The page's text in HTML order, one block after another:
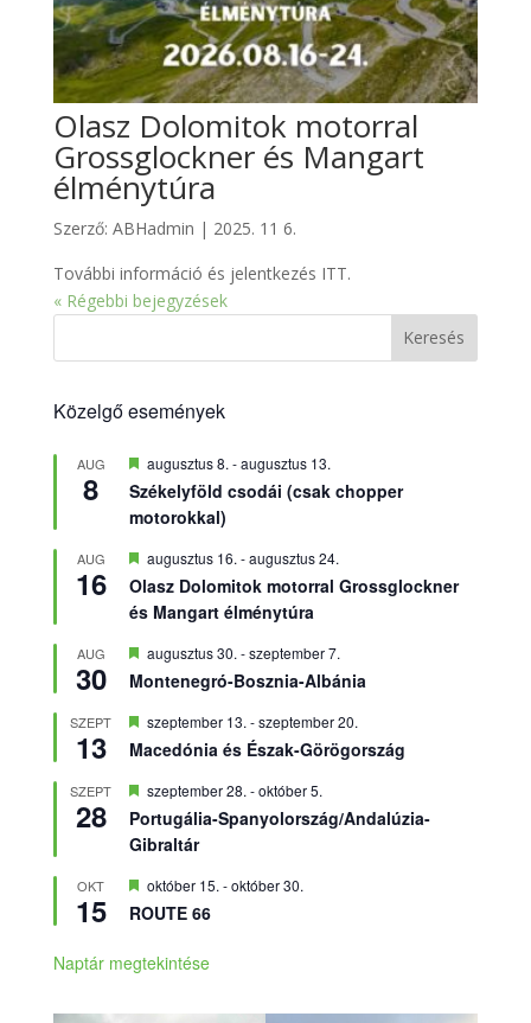
Olasz Dolomitok motorral
Grossglockner és Mangart
élménytúra
Szerző: ABHadmin | 2025. 11 6.
További információ és jelentkezés ITT.
« Régebbi bejegyzések
Keresés
Közelgő események
AUG
8
Kiemelt
augusztus 8. -augusztus 13.
Székelyföld csodái (csak chopper
motorokkal)
AUG
16
Kiemelt
augusztus 16. -augusztus 24.
Olasz Dolomitok motorral Grossglockner
és Mangart élménytúra
AUG
30
Kiemelt
augusztus 30. -szeptember 7.
Montenegró-Bosznia-Albánia
SZEPT
13
Kiemelt
szeptember 13. -szeptember 20.
Macedónia és Észak-Görögország
SZEPT
28
Kiemelt
szeptember 28. -október 5.
Portugália-Spanyolország/Andalúzia-
Gibraltár
OKT
15
Kiemelt
október 15. -október 30.
ROUTE 66
Naptár megtekintése